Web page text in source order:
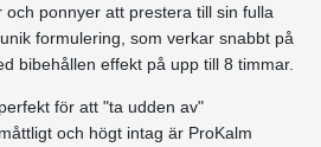
ponnyer att prestera till sin fulla
formulering, som verkar snabbt på
bibehållen effekt på upp till 8 timmar.
för att "ta udden av"
och högt intag är ProKalm